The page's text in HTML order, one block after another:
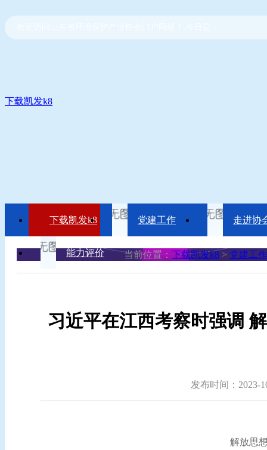
下载凯发k8
下载凯发k8 党建工作 走进协
能力评价 当前位置： 下载凯发k8 > 党建工作
习近平在江西考察时强调
发布时间：2023-
解放思